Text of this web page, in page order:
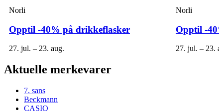
Norli
Opptil -40% på drikkeflasker
27. jul. – 23. aug.
Norli
Opptil -
27. jul. – 23.
Aktuelle merkevarer
7. sans
Beckmann
CASIO